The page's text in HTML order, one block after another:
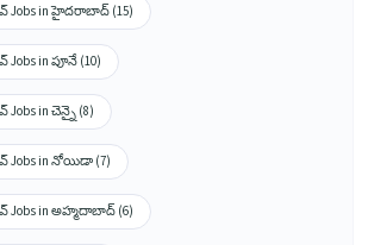
Jobs in హైదరాబాద్ (15)
Jobs in పూనే (10)
Jobs in చెన్నై (8)
Jobs in నోయిడా (7)
Jobs in అహ్మదాబాద్ (6)